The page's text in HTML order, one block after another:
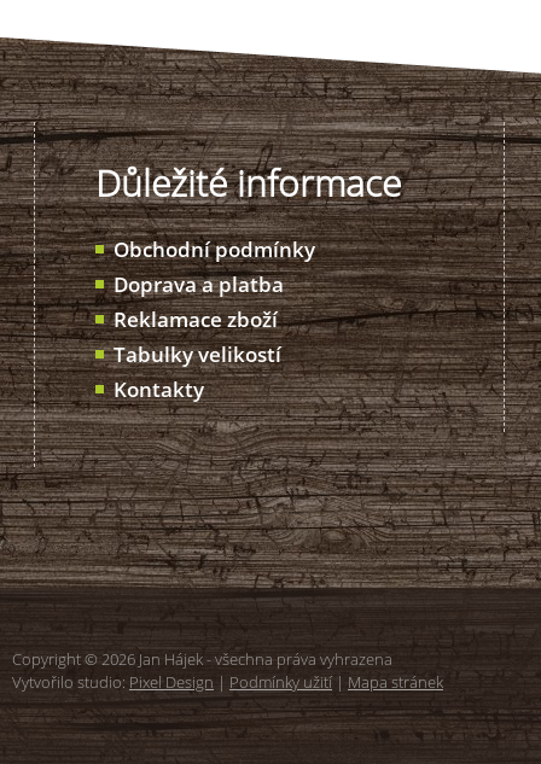
Důležité informace
Obchodní podmínky
Doprava a platba
Reklamace zboží
Tabulky velikostí
Kontakty
Copyright © 2026 Jan Hájek - všechna práva vyhrazena
Vytvořilo studio: Pixel Design | Podmínky užití | Mapa stránek